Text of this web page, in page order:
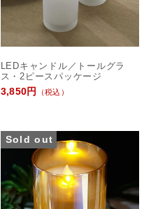
LEDキャンドル／トールグラ
ス・2ピースパッケージ
3,850円
（税込）
Sold out